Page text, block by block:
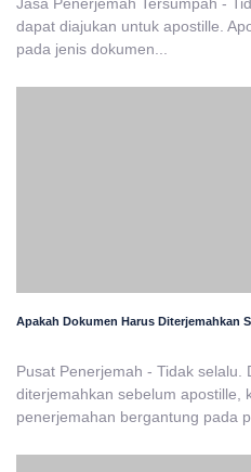
dapat diajukan untuk apostille.
pada jenis dokumen...
Apakah Dokumen Harus Diterjemahkan
Pusat Penerjemah - Tidak selalu.
diterjemahkan sebelum apostille,
penerjemahan bergantung pada